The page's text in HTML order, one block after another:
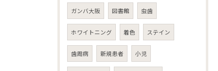
ガンバ大阪 図書館 虫歯
ホワイトニング 着色 ステイン
歯周病 新規患者 小児